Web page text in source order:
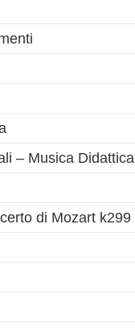
– Musica Didattica
di Mozart k299